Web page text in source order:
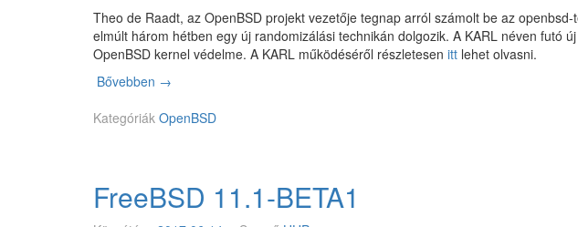
b
e
z
e
ő
e
t
h
i
b
u
t
A
S
1
.
Theo de Raadt, az OpenBSD projekt vezetője tegnap arról számolt be az
elmúlt három hétben egy új randomizálási technikán dolgozik. A KARL néven futó
OpenBSD kernel védelme. A KARL működéséről részletesen itt lehet olvasni.
Bővebben K
R
e
r
→
Kategóriák OpenBSD
FreeBSD 11.1-BETA1